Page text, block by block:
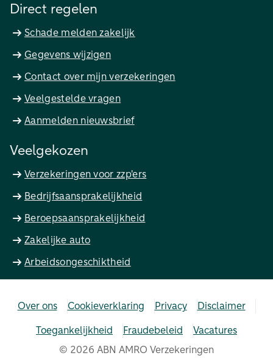
Direct regelen
Schade melden zakelijk
Gegevens wijzigen
Contact over mijn verzekeringen
Veelgestelde vragen
Aanmelden nieuwsbrief
Veelgekozen
Verzekeringen voor zzp'ers
Bedrijfsaansprakelijkheid
Beroepsaansprakelijkheid
Zakelijke auto
Arbeidsongeschiktheid
Over ons Cookieverklaring Privacy Disclaimer
Toegankelijkheid Fraudebeleid
Vacatures
© 2026 ABN AMRO Verzekeringen